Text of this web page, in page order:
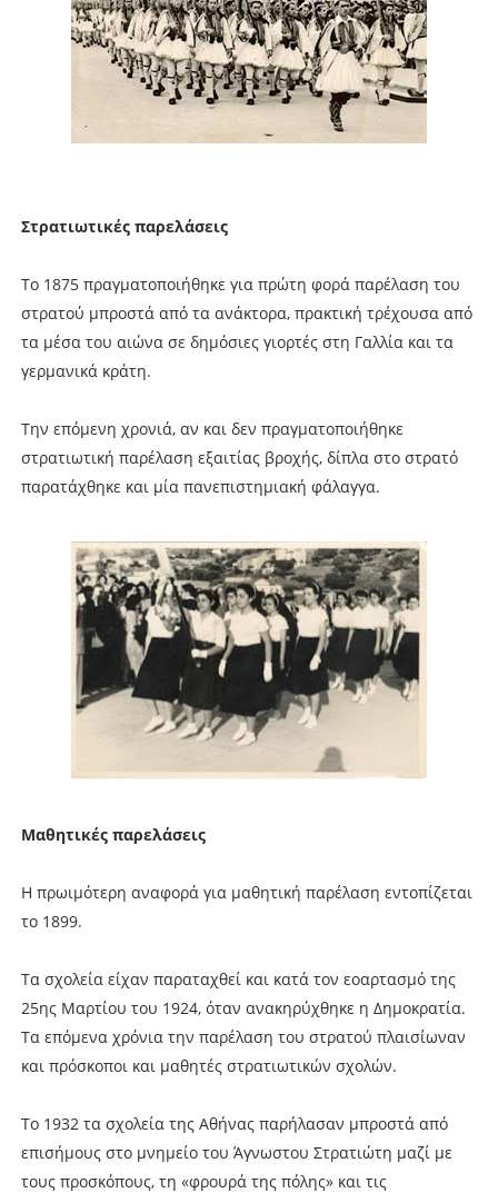
Στρατιωτικές παρελάσεις
Το 1875 πραγματοποιήθηκε για πρώτη φορά παρέλαση του
στρατού μπροστά από τα ανάκτορα, πρακτική τρέχουσα από
τα μέσα του αιώνα σε δημόσιες γιορτές στη Γαλλία και τα
γερμανικά κράτη.
Την επόμενη χρονιά, αν και δεν πραγματοποιήθηκε
στρατιωτική παρέλαση εξαιτίας βροχής, δίπλα στο στρατό
παρατάχθηκε και μία πανεπιστημιακή φάλαγγα.
Μαθητικές παρελάσεις
Η πρωιμότερη αναφορά για μαθητική παρέλαση εντοπίζεται
το 1899.
Τα σχολεία είχαν παραταχθεί και κατά τον εοαρτασμό της
25ης Μαρτίου του 1924, όταν ανακηρύχθηκε η Δημοκρατία.
Τα επόμενα χρόνια την παρέλαση του στρατού πλαισίωναν
και πρόσκοποι και μαθητές στρατιωτικών σχολών.
Το 1932 τα σχολεία της Αθήνας παρήλασαν μπροστά από
επισήμους στο μνημείο του Άγνωστου Στρατιώτη μαζί με
τους προσκόπους, τη «φρουρά της πόλης» και τις